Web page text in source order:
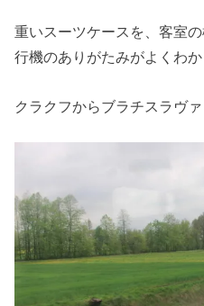
重いスーツケースを、客室
行機のありがたみがよくわか
クラクフからブラチスラヴ